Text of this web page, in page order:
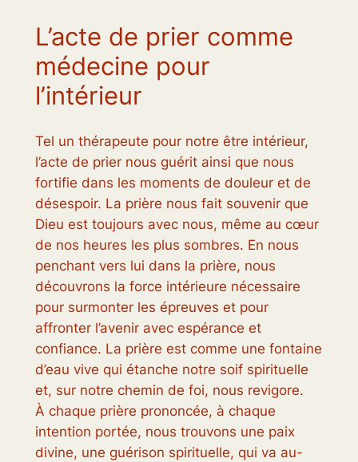
L’acte de prier comme
médecine pour
l’intérieur
Tel un thérapeute pour notre être intérieur,
l’acte de prier nous guérit ainsi que nous
fortifie dans les moments de douleur et de
désespoir. La prière nous fait souvenir que
Dieu est toujours avec nous, même au cœur
de nos heures les plus sombres. En nous
penchant vers lui dans la prière, nous
découvrons la force intérieure nécessaire
pour surmonter les épreuves et pour
affronter l’avenir avec espérance et
confiance. La prière est comme une fontaine
d’eau vive qui étanche notre soif spirituelle
et, sur notre chemin de foi, nous revigore.
À chaque prière prononcée, à chaque
intention portée, nous trouvons une paix
divine, une guérison spirituelle, qui va au-